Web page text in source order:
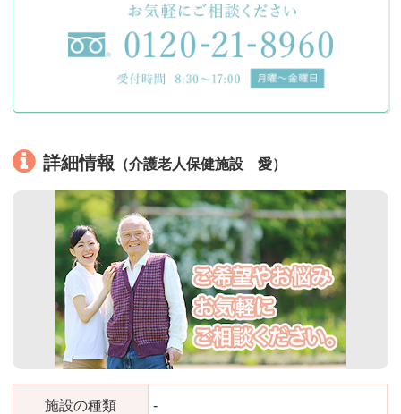
詳細情報 （介護老人保健施設 愛）
施設の種類 -